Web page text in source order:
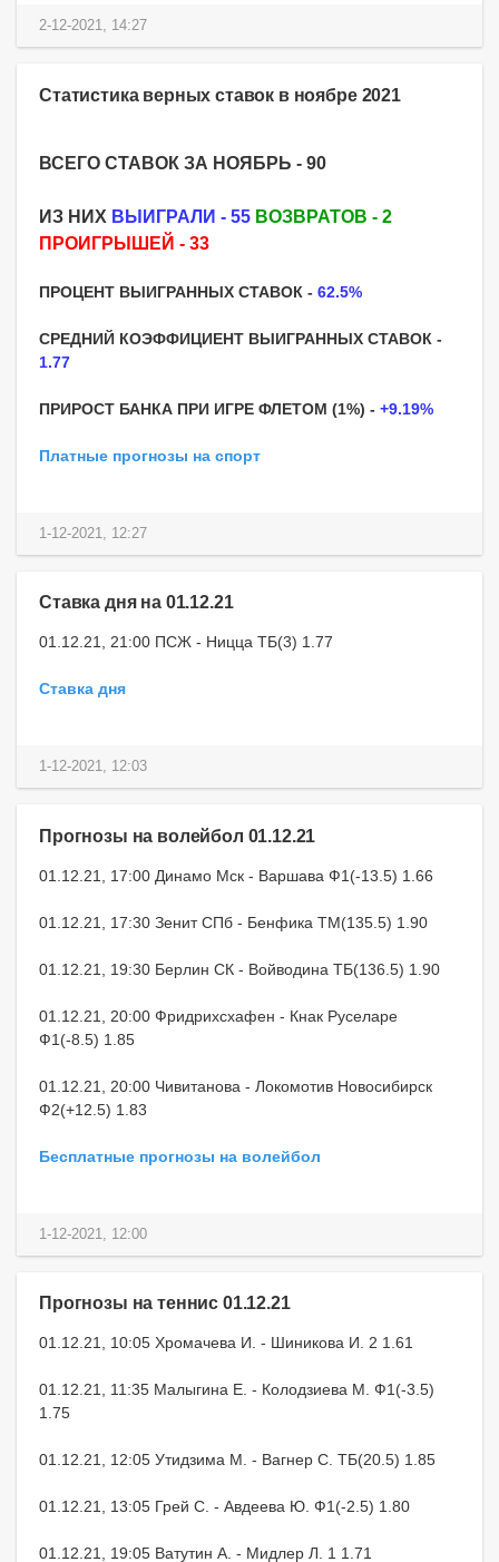
2-12-2021, 14:27
Статистика верных ставок в ноябре 2021
ВСЕГО СТАВОК ЗА НОЯБРЬ - 90
ИЗ НИХ ВЫИГРАЛИ - 55 ВОЗВРАТОВ - 2
ПРОИГРЫШЕЙ - 33
ПРОЦЕНТ ВЫИГРАННЫХ СТАВОК - 62.5%
СРЕДНИЙ КОЭФФИЦИЕНТ ВЫИГРАННЫХ СТАВОК -
1.77
ПРИРОСТ БАНКА ПРИ ИГРЕ ФЛЕТОМ (1%) - +9.19%
Платные прогнозы на спорт
1-12-2021, 12:27
Ставка дня на 01.12.21
01.12.21, 21:00 ПСЖ - Ницца ТБ(3) 1.77
Ставка дня
1-12-2021, 12:03
Прогнозы на волейбол 01.12.21
01.12.21, 17:00 Динамо Мск - Варшава Ф1(-13.5) 1.66
01.12.21, 17:30 Зенит СПб - Бенфика ТМ(135.5) 1.90
01.12.21, 19:30 Берлин СК - Войводина ТБ(136.5) 1.90
01.12.21, 20:00 Фридрихсхафен - Кнак Руселаре
Ф1(-8.5) 1.85
01.12.21, 20:00 Чивитанова - Локомотив Новосибирск
Ф2(+12.5) 1.83
Бесплатные прогнозы на волейбол
1-12-2021, 12:00
Прогнозы на теннис 01.12.21
01.12.21, 10:05 Хромачева И. - Шиникова И. 2 1.61
01.12.21, 11:35 Малыгина Е. - Колодзиева М. Ф1(-3.5)
1.75
01.12.21, 12:05 Утидзима М. - Вагнер С. ТБ(20.5) 1.85
01.12.21, 13:05 Грей С. - Авдеева Ю. Ф1(-2.5) 1.80
01.12.21, 19:05 Ватутин А. - Мидлер Л. 1 1.71